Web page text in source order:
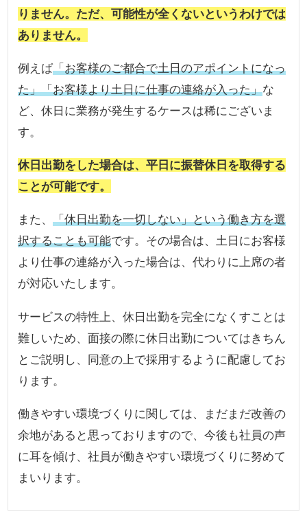
りません。ただ、可能性が全くないというわけでは
ありません。
例えば「お客様のご都合で土日のアポイントになっ
た」「お客様より土日に仕事の連絡が入った」な
ど、休日に業務が発生するケースは稀にございま
す。
休日出勤をした場合は、平日に振替休日を取得する
ことが可能です。
また、「休日出勤を一切しない」という働き方を選
択することも可能です。その場合は、土日にお客様
より仕事の連絡が入った場合は、代わりに上席の者
が対応いたします。
サービスの特性上、休日出勤を完全になくすことは
難しいため、面接の際に休日出勤についてはきちん
とご説明し、同意の上で採用するように配慮してお
ります。
働きやすい環境づくりに関しては、まだまだ改善の
余地があると思っておりますので、今後も社員の声
に耳を傾け、社員が働きやすい環境づくりに努めて
まいります。